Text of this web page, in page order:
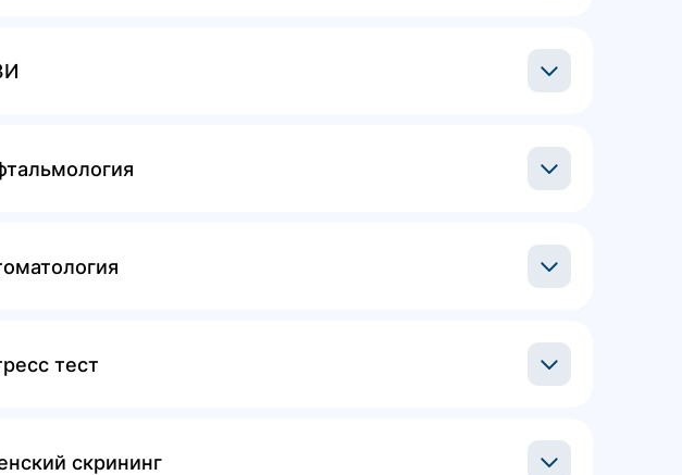
тест
скрининг